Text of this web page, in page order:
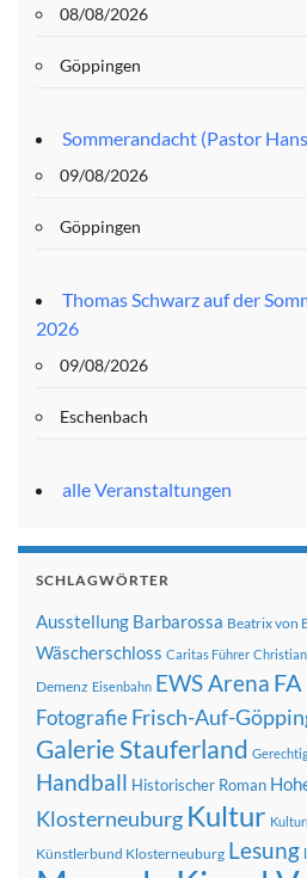
08/08/2026
Göppingen
Sommerandacht (Pastor
09/08/2026
Göppingen
Thomas Schwarz auf der
2026
09/08/2026
Eschenbach
alle Veranstaltungen
SCHLAGWÖRTER
Ausstellung Barbarossa Beatrix von
Wäscherschloss Caritas Führer
Demenz Eisenbahn EWS Arena
FotografieFrisch-Auf-
Galerie Stauferland
Handball Historischer Roman
Klosterneuburg Kultur
Künstlerbund Klosterneuburg Lesung